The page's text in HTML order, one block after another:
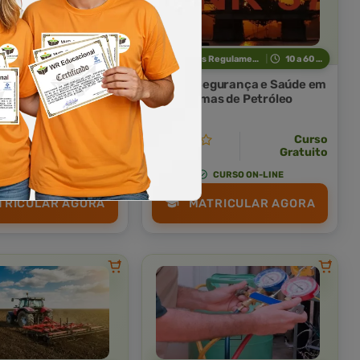
10 a 50 horas
à Segurança
Gratuito
CURSO ON-LINE
AGORA
Normas Regulamentadoras 10 a 60 horas
NR 37 - Segurança e Saúde em
Plataformas de Petróleo
Curso
Gratuito
CURSO ON-LINE
MATRICULAR AGORA